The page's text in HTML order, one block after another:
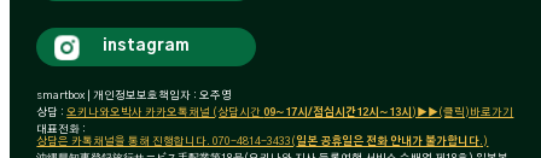
instagram
smartbox | 개인정보보호책임자 : 오주영
상담 : 오키나와오박사 카카오톡채널 (상담시간09~17시/점심시간12시~13시 )▶▶(클릭)바로가기
대표전화 :
상담은 카톡채널을 통해 진행합니다. 070-4814-3433( 일본 공휴일은 전화 안내가 불가합니다 .)